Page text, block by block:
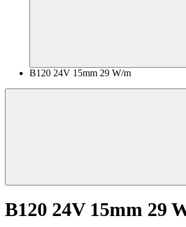
B120 24V 15mm 29 W/m
B120 24V 15mm 29